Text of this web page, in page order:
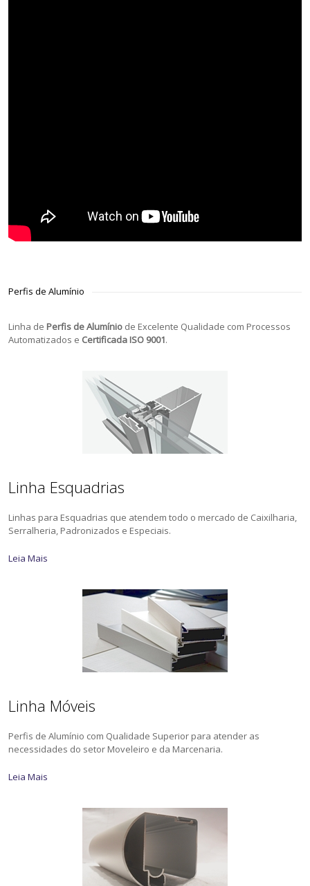
Perfis de Alumínio
Linha de Perfis de Alumínio de Excelente Qualidade com Processos
Automatizados e Certificada ISO 9001.
Linha Esquadrias
Linhas para Esquadrias que atendem todo o mercado de Caixilharia,
Serralheria, Padronizados e Especiais.
Leia Mais
Linha Móveis
Perfis de Alumínio com Qualidade Superior para atender as
necessidades do setor Moveleiro e da Marcenaria.
Leia Mais